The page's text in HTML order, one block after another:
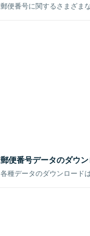
郵便番号に関するさまざま
郵便番号データのダウ
各種データのダウンロード